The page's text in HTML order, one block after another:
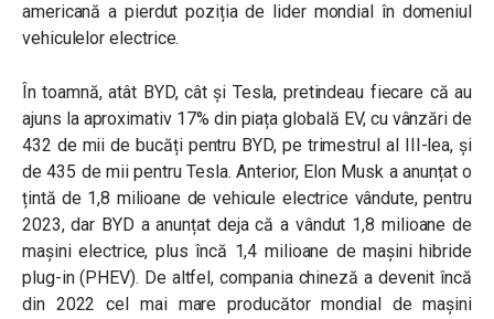
americană a pierdut poziția de lider mondial în domeniul
vehiculelor electrice.
În toamnă, atât BYD, cât și Tesla, pretindeau fiecare că au
ajuns la aproximativ 17% din piața globală EV, cu vânzări de
432 de mii de bucăți pentru BYD, pe trimestrul al III-lea, și
de 435 de mii pentru Tesla. Anterior, Elon Musk a anunțat o
țintă de 1,8 milioane de vehicule electrice vândute, pentru
2023, dar BYD a anunțat deja că a vândut 1,8 milioane de
mașini electrice, plus încă 1,4 milioane de mașini hibride
plug-in (PHEV). De altfel, compania chineză a devenit încă
din 2022 cel mai mare producător mondial de mașini